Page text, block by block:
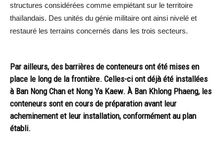
structures considérées comme empiétant sur le territoire
thaïlandais. Des unités du génie militaire ont ainsi nivelé et
restauré les terrains concernés dans les trois secteurs.
Par ailleurs, des barrières de conteneurs ont été mises en
place le long de la frontière. Celles-ci ont déjà été installées
à Ban Nong Chan et Nong Ya Kaew. À Ban Khlong Phaeng, les
conteneurs sont en cours de préparation avant leur
acheminement et leur installation, conformément au plan
établi.